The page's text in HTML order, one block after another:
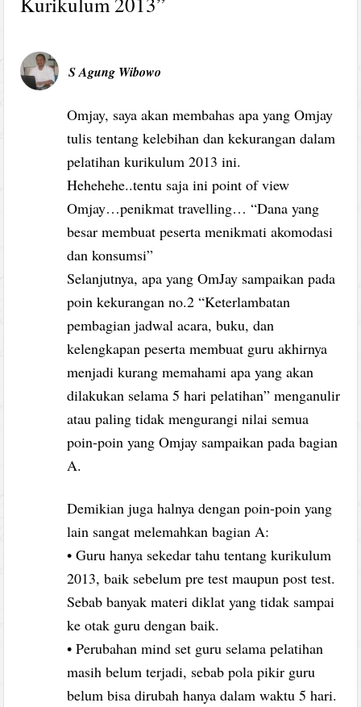
S Agung Wibowo
Omjay, saya akan membahas apa yang Omjay
tulis tentang kelebihan dan kekurangan dalam
pelatihan kurikulum 2013 ini.
Hehehehe..tentu saja ini point of view
Omjay…penikmat travelling… “Dana yang
besar membuat peserta menikmati akomodasi
dan konsumsi”
Selanjutnya, apa yang OmJay sampaikan pada
poin kekurangan no.2 “Keterlambatan
pembagian jadwal acara, buku, dan
kelengkapan peserta membuat guru akhirnya
menjadi kurang memahami apa yang akan
dilakukan selama 5 hari pelatihan” menganulir
atau paling tidak mengurangi nilai semua
poin-poin yang Omjay sampaikan pada bagian
A.
Demikian juga halnya dengan poin-poin yang
lain sangat melemahkan bagian A:
• Guru hanya sekedar tahu tentang kurikulum
2013, baik sebelum pre test maupun post test.
Sebab banyak materi diklat yang tidak sampai
ke otak guru dengan baik.
• Perubahan mind set guru selama pelatihan
masih belum terjadi, sebab pola pikir guru
belum bisa dirubah hanya dalam waktu 5 hari.